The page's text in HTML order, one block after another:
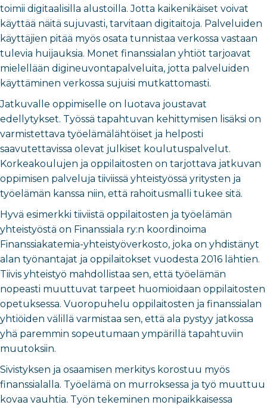
toimii digitaalisilla alustoilla. Jotta kaikenikäiset voivat
käyttää näitä sujuvasti, tarvitaan digitaitoja. Palveluiden
käyttäjien pitää myös osata tunnistaa verkossa vastaan
tulevia huijauksia. Monet finanssialan yhtiöt tarjoavat
mielellään digineuvontapalveluita, jotta palveluiden
käyttäminen verkossa sujuisi mutkattomasti.
Jatkuvalle oppimiselle on luotava joustavat
edellytykset. Työssä tapahtuvan kehittymisen lisäksi on
varmistettava työelämälähtöiset ja helposti
saavutettavissa olevat julkiset koulutuspalvelut.
Korkeakoulujen ja oppilaitosten on tarjottava jatkuvan
oppimisen palveluja tiiviissä yhteistyössä yritysten ja
työelämän kanssa niin, että rahoitusmalli tukee sitä.
Hyvä esimerkki tiiviistä oppilaitosten ja työelämän
yhteistyöstä on Finanssiala ry:n koordinoima
Finanssiakatemia-yhteistyöverkosto, joka on yhdistänyt
alan työnantajat ja oppilaitokset vuodesta 2016 lähtien.
Tiivis yhteistyö mahdollistaa sen, että työelämän
nopeasti muuttuvat tarpeet huomioidaan oppilaitosten
opetuksessa. Vuoropuhelu oppilaitosten ja finanssialan
yhtiöiden välillä varmistaa sen, että ala pystyy jatkossa
yhä paremmin sopeutumaan ympärillä tapahtuviin
muutoksiin.
Sivistyksen ja osaamisen merkitys korostuu myös
finanssialalla. Työelämä on murroksessa ja työ muuttuu
kovaa vauhtia. Työn tekeminen monipaikkaisessa